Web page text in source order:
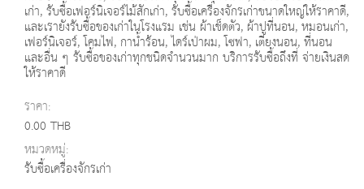
เก่า, รับซื้อเฟอร์นิเจอร์ไม้สักเก่า, รับซื้อเครื่องจักรเก่าขนาดใหญ่ให้ราคาดี,
และเรายังรับซื้อของเก่าในโรงแรม เช่น ผ้าเช็ดตัว, ผ้าปูที่นอน, หมอนเก่า,
เฟอร์นิเจอร์, โคมไฟ, กาน้ำร้อน, ไดร์เป่าผม, โซฟา, เตียงนอน, ที่นอน
และอื่น ๆ รับซื้อของเก่าทุกชนิดจำนวนมาก บริการรับซื้อถึงที่ จ่ายเงินสด
ให้ราคาดี
ราคา:
0.00 THB
หมวดหมู่:
รับซื้อเครื่องจักรเก่า